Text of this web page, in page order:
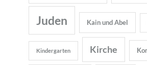
Juden Kain und Abel
Kindergarten Kirche